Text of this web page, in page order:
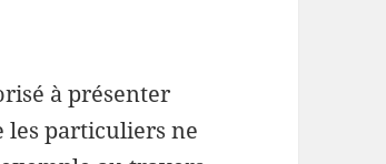
à présenter
les particuliers ne